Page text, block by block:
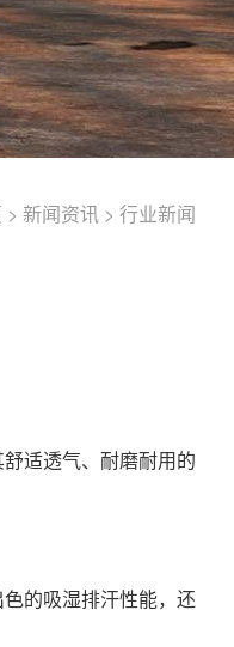
> 新闻资讯 > 行业新闻
适透气、耐磨耐用的
的吸湿排汗性能，还